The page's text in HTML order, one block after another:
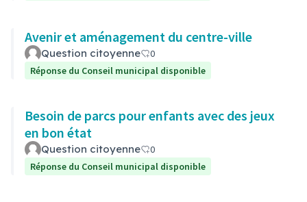
Avenir et aménagement du centre-ville
Question citoyenne
0
Réponse du Conseil municipal disponible
Besoin de parcs pour enfants avec des jeux
en bon état
Question citoyenne
0
Réponse du Conseil municipal disponible